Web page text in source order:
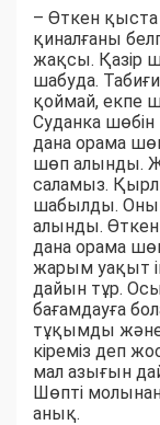
– Өткен қыста
қиналғаны
жақсы. Қазір
шабуда.
қоймай, екпе
Суданка шөбін
дана орама
шөп алынды.
саламыз.
шабылды.
алынды.
дана орама
жарым уақыт
дайын тұр.
бағамдауға
тұқымды және
кіреміз деп
мал азығын
Шөпті
анық.